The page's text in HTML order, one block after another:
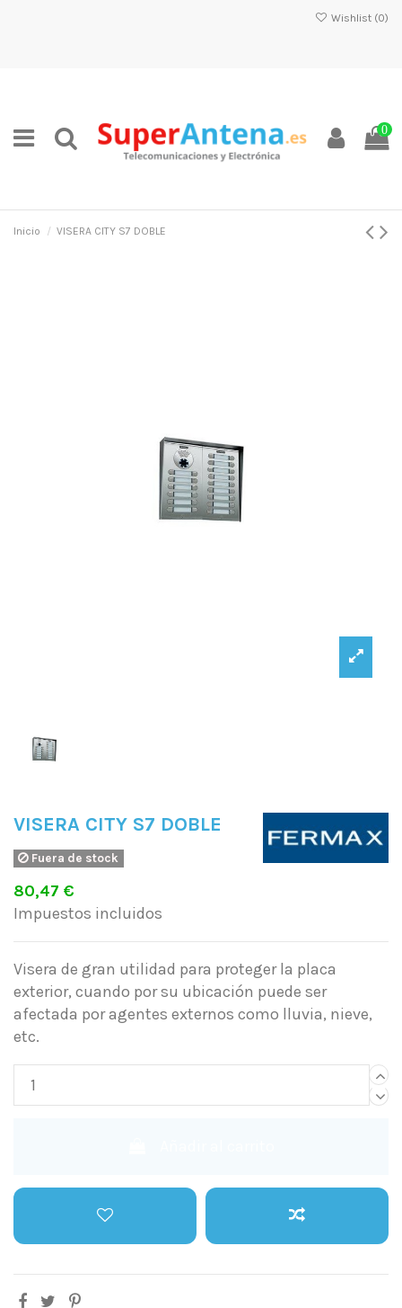
Wishlist (0)
0
Inicio VISERA CITY S7 DOBLE
VISERA CITY S7 DOBLE
Fuera de stock
80,47 €
Impuestos incluidos
Visera de gran utilidad para proteger la placa
exterior, cuando por su ubicación puede ser
afectada por agentes externos como lluvia, nieve,
etc.